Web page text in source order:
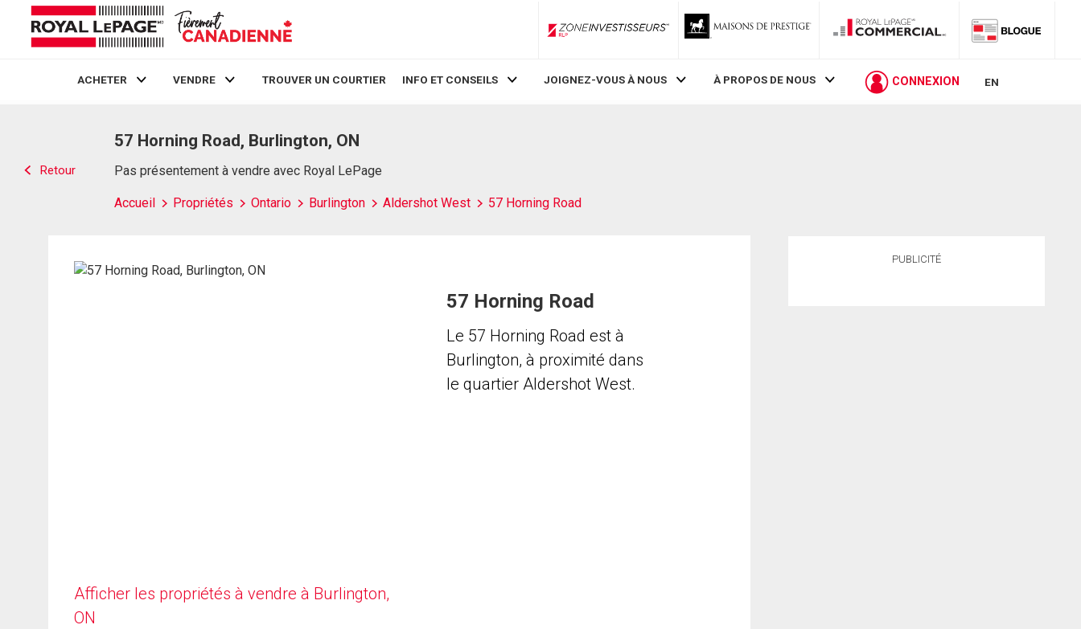
ZoneInvestisseurs RLP
ACHETER VENDRE TROUVER UN COURTIER INFO ET CONSEILS JOIGNEZ-VOUS À NOUS À PROPOS DE NOUS CONNEXION EN
Retour
57 Horning Road, Burlington, ON
Pas présentement à vendre avec Royal LePage
Accueil Propriétés Ontario Burlington Aldershot West 57 Horning Road
Afficher les propriétés à vendre à Burlington,
ON
57 Horning Road
Le 57 Horning Road est à
Burlington, à proximité dans
le quartier Aldershot West.
PUBLICITÉ